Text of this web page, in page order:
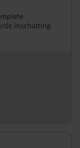
inschatting